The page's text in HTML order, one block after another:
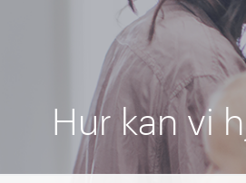
Hur kan vi